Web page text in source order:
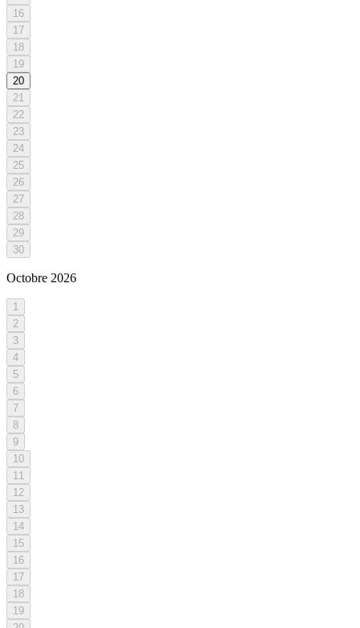
16
17
18
19
20
21
22
23
24
25
26
27
28
29
30
Octobre 2026
1
2
3
4
5
6
7
8
9
10
11
12
13
14
15
16
17
18
19